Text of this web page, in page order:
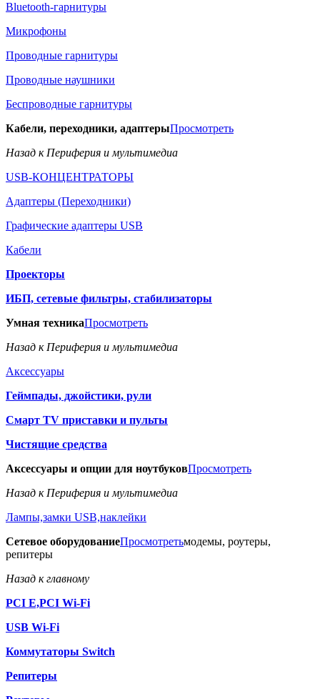
Bluetooth-гарнитуры
Микрофоны
Проводные гарнитуры
Проводные наушники
Беспроводные гарнитуры
Кабели, переходники, адаптерыПросмотреть
Назад к Периферия и мультимедиа
USB-КОНЦЕНТРАТОРЫ
Адаптеры (Переходники)
Графические адаптеры USB
Кабели
Проекторы
ИБП, сетевые фильтры, стабилизаторы
Умная техникаПросмотреть
Назад к Периферия и мультимедиа
Аксессуары
Геймпады, джойстики, рули
Смарт TV приставки и пульты
Чистящие средства
Аксессуары и опции для ноутбуковПросмотреть
Назад к Периферия и мультимедиа
Лампы,замки USB,наклейки
Сетевое оборудованиеПросмотретьмодемы, роутеры,
репитеры
Назад к главному
PCI E,PCI Wi-Fi
USB Wi-Fi
Коммутаторы Switch
Репитеры